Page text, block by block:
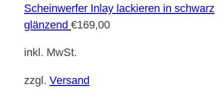
Scheinwerfer Inlay lackieren in schwarz
glänzend €169,00
inkl. MwSt.
zzgl. Versand